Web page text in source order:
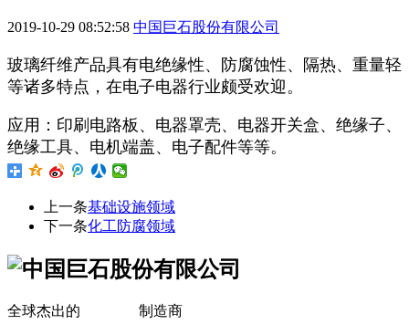
2019-10-29 08:52:58 中国巨石股份有限公司
玻璃纤维产品具有电绝缘性、防腐蚀性、隔热、重量轻
等诸多特点，在电子电器行业颇受欢迎。
应用：印刷电路板、电器罩壳、电器开关盒、绝缘子、
绝缘工具、电机端盖、电子配件等等。
上一条基础设施领域
下一条化工防腐领域
全球杰出的 制造商